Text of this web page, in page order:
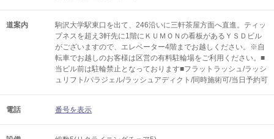
道案内
駒沢大学駅東口を出て、246沿いに三軒茶屋方面へ直進。ティッ
プネスを超え3軒先に1階にＫＵＭＯＮの看板があるＹＳＤビル
がございますので、エレベーター4階までお越しください。※自
転車でお越しのお客様は区営の有料駐輪場をご利用ください。■
当ビル前は駐輪禁止となっております■フラットラッシュ/ラッシ
ュリフト/パラジェル/ラッシュアディクト/同時施術可/当日予約可
電話 番号を表示